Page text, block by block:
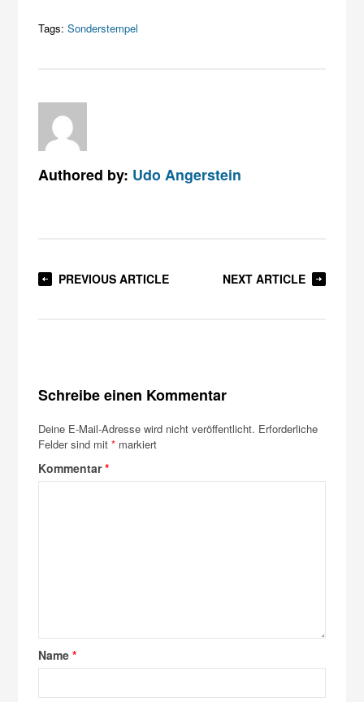
Tags: Sonderstempel
Authored by: Udo Angerstein
PREVIOUS ARTICLE NEXT ARTICLE
Schreibe einen Kommentar
Deine E-Mail-Adresse wird nicht veröffentlicht. Erforderliche
Felder sind mit* markiert
Kommentar*
Name*